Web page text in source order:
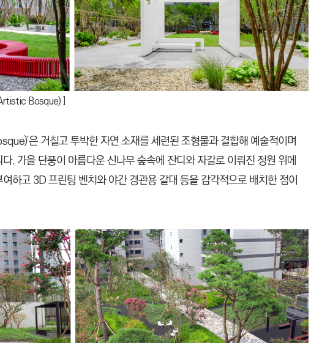
Bosque) ]
은 거칠고 투박한 자연 소재를 세련된 조형물과 결합해 예술적이며
. 가을 단풍이 아름다운 신나무 숲속에 잔디와 자갈로 이뤄진 정원 위에
하고 3D 프린팅 벤치와 야간 경관용 갈대 등을 감각적으로 배치한 점이